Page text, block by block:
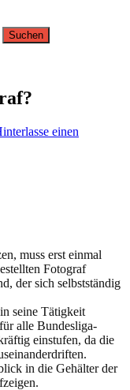
einen
muss erst einmal
Fotograf
der sich selbstständig
seine Tätigkeit
alle Bundesliga-
einstufen, da die
in die Gehälter der